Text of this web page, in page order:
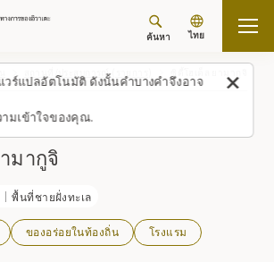
ร์แปลอัตโนมัติ ดังนั้นคำบางคำจึงอาจ
มเข้าใจของคุณ.
ค้นหา ไทย
สถานที่/ประสบการณ์ (รายการ)
มากูจิ
พื้นที่ชายฝั่งทะเล
ของอร่อยในท้องถิ่น โรงแรม